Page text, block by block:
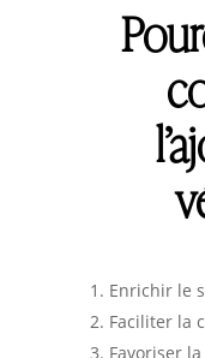
Enrichir le
Faciliter la
Favoriser